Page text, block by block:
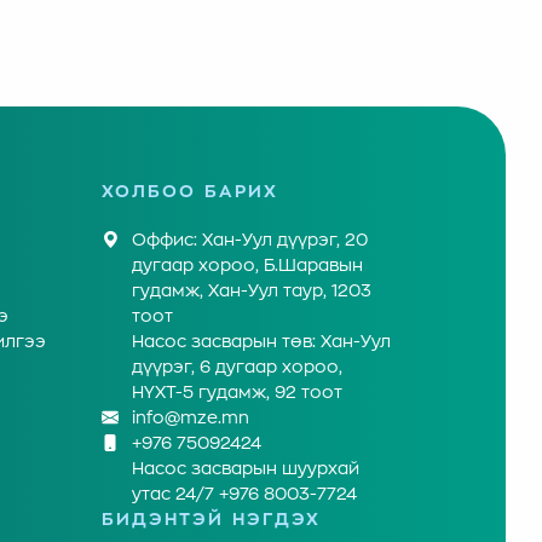
ХОЛБОО БАРИХ
Оффис: Хан-Уул дүүрэг, 20
дугаар хороо, Б.Шаравын
гудамж, Хан-Уул таур, 1203
тоот
Насос засварын төв: Хан-Уул
дүүрэг, 6 дугаар хороо,
НҮХТ-5 гудамж, 92 тоот
info@mze.mn
+976 75092424
Насос засварын шуурхай
утас 24/7 +976 8003-7724
БИДЭНТЭЙ НЭГДЭХ